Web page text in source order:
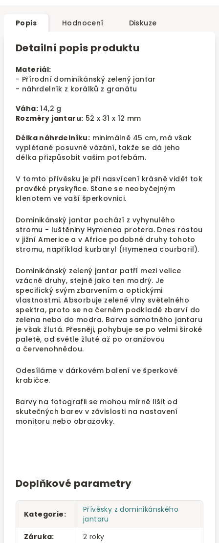
Popis Hodnocení Diskuze
Detailní popis produktu
Materiál:
- Přírodní dominikánský zelený jantar
- náhrdelník z korálků z granátu
Váha: 14,2 g
Rozměry jantaru: 52 x 31 x 12 mm
Délka náhrdelníku: minimálně 45 cm, má však
vyplétané posuvné vázání, takže se dá jeho
délka přizpůsobit vašim potřebám.
V tomto přívěsku je při nasvícení krásně vidět tok
pravěké pryskyřice. Stane se neobyčejným
klenotem ve vaší šperkovnici.
Dominikánský jantar pochází z vyhynulého
stromu - luštěniny Hymenea protera. Dnes rostou
v jižní Americe a v Africe podobné druhy tohoto
stromu, například kurbaryl (Hymenea courbaril).
Dominikánský zelený jantar patří mezi velice
vzácné druhy, stejně jako ten modrý. Je
specifický svým zbarvením a optickými
vlastnostmi. Absorbuje zelené vlny světelného
spektra, proto se na černém podkladě zbarví do
zelena nebo do modra. Barva samotného jantaru
je však žlutá. Přesněji, pohybuje se po velmi široké
paletě, od světle žluté až po oranžovou
a červenohnědou.
Odesíláme v dárkovém balení ve šperkové
krabičce.
Barvy na fotografii se mohou mírně lišit od
skutečných barev v závislosti na nastavení
monitoru nebo obrazovky.
Doplňkové parametry
Kategorie:
Přívěsky z dominikánského
jantaru
Záruka: 2 roky